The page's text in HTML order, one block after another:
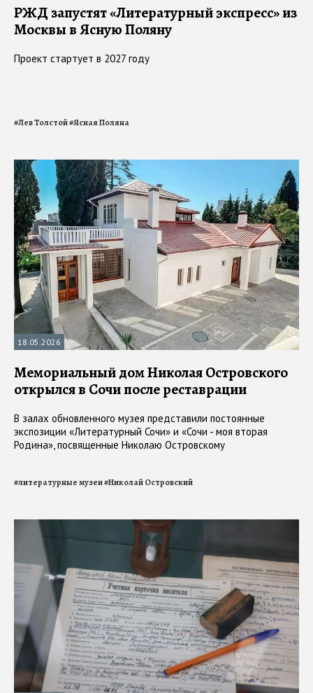
РЖД запустят «Литературный экспресс» из
Москвы в Ясную Поляну
Проект стартует в 2027 году
#Лев Толстой#Ясная Поляна
18.05.2026
Мемориальный дом Николая Островского
открылся в Сочи после реставрации
В залах обновленного музея представили постоянные
экспозиции «Литературный Сочи» и «Сочи - моя вторая
Родина», посвященные Николаю Островскому
#литературные музеи#Николай Островский